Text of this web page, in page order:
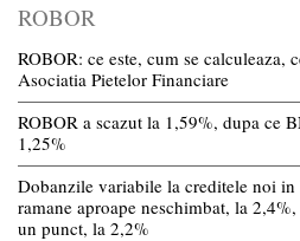
ROBOR
ROBOR: ce este, cum se calculeaza,
Asociatia Pietelor Financiare
ROBOR a scazut la 1,59%, dupa ce
1,25%
Dobanzile variabile la creditele noi
ramane aproape neschimbat, la
un punct, la 2,2%